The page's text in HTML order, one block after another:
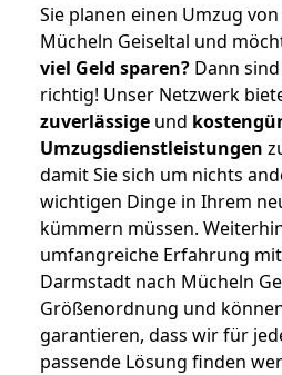
Sie planen einen Umzug
Mücheln Geiseltal und
viel Geld sparen? Dann
richtig! Unser Netzwerk
zuverlässige und
Umzugsdienstleistungen
damit Sie sich um nichts
wichtigen Dinge in Ihrem
kümmern müssen.
umfangreiche Erfahrung
Darmstadt nach Mücheln
Größenordnung und
garantieren, dass wir für
passende Lösung finden